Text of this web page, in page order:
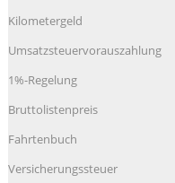
Kilometergeld
Umsatzsteuervorauszahlung
1%-Regelung
Bruttolistenpreis
Fahrtenbuch
Versicherungssteuer